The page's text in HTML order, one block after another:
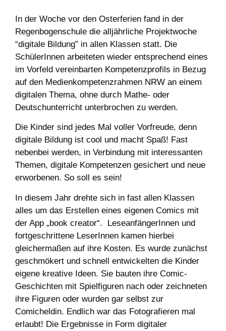
In der Woche vor den Osterferien fand in der
Regenbogenschule die alljährliche Projektwoche
“digitale Bildung” in allen Klassen statt. Die
SchülerInnen arbeiteten wieder entsprechend eines
im Vorfeld vereinbarten Kompetenzprofils in Bezug
auf den Medienkompetenzrahmen NRW an einem
digitalen Thema, ohne durch Mathe- oder
Deutschunterricht unterbrochen zu werden.
Die Kinder sind jedes Mal voller Vorfreude, denn
digitale Bildung ist cool und macht Spaß! Fast
nebenbei werden, in Verbindung mit interessanten
Themen, digitale Kompetenzen gesichert und neue
erworbenen. So soll es sein!
In diesem Jahr drehte sich in fast allen Klassen
alles um das Erstellen eines eigenen Comics mit
der App „book creator“. LeseanfängerInnen und
fortgeschrittene LeserInnen kamen hierbei
gleichermaßen auf ihre Kosten. Es wurde zunächst
geschmökert und schnell entwickelten die Kinder
eigene kreative Ideen. Sie bauten ihre Comic-
Geschichten mit Spielfiguren nach oder zeichneten
ihre Figuren oder wurden gar selbst zur
Comicheldin. Endlich war das Fotografieren mal
erlaubt! Die Ergebnisse in Form digitaler